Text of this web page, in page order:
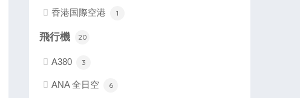
香港国際空港 1
飛行機 20
A380 3
ANA 全日空 6